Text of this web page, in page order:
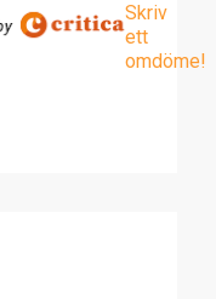
Skriv
ett
omdöme!